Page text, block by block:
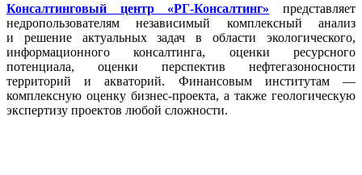
Консалтинговый центр «РГ-Консалтинг» представляет
недропользователям независимый комплексный анализ
и решение актуальных задач в области экологического,
информационного консалтинга, оценки ресурсного
потенциала, оценки перспектив нефтегазоносности
территорий и акваторий. Финансовым институтам —
комплексную оценку бизнес-проекта, а также геологическую
экспертизу проектов любой сложности.